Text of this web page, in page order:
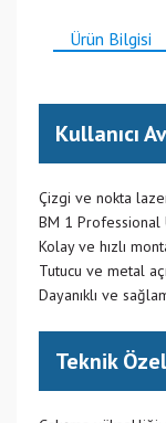
Ürün Bilgisi
Kullanıcı
Çizgi ve nokta
BM 1
Kolay ve hızlı
Tutucu ve metal
Dayanıklı ve
Teknik